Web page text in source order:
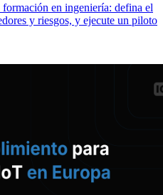
en ingeniería: defina el
y riesgos, y ejecute un piloto